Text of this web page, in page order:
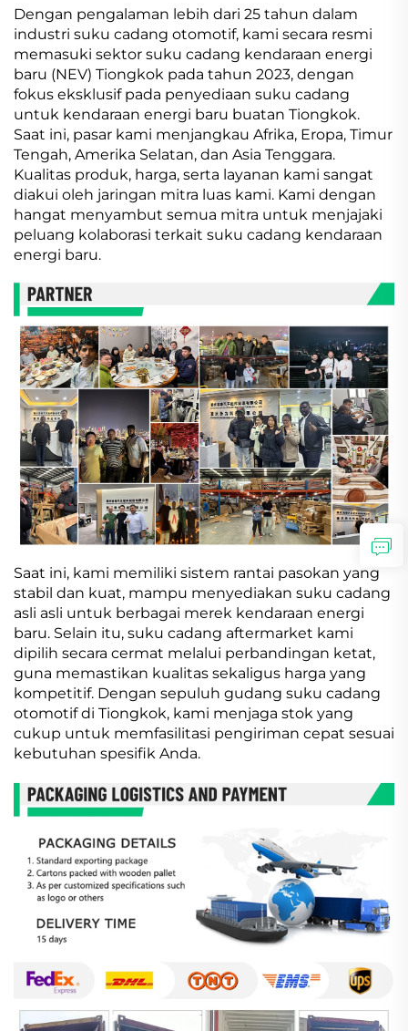
Dengan pengalaman lebih dari 25 tahun dalam
industri suku cadang otomotif, kami secara resmi
memasuki sektor suku cadang kendaraan energi
baru (NEV) Tiongkok pada tahun 2023, dengan
fokus eksklusif pada penyediaan suku cadang
untuk kendaraan energi baru buatan Tiongkok.
Saat ini, pasar kami menjangkau Afrika, Eropa, Timur
Tengah, Amerika Selatan, dan Asia Tenggara.
Kualitas produk, harga, serta layanan kami sangat
diakui oleh jaringan mitra luas kami. Kami dengan
hangat menyambut semua mitra untuk menjajaki
peluang kolaborasi terkait suku cadang kendaraan
energi baru.
Saat ini, kami memiliki sistem rantai pasokan yang
stabil dan kuat, mampu menyediakan suku cadang
asli asli untuk berbagai merek kendaraan energi
baru. Selain itu, suku cadang aftermarket kami
dipilih secara cermat melalui perbandingan ketat,
guna memastikan kualitas sekaligus harga yang
kompetitif. Dengan sepuluh gudang suku cadang
otomotif di Tiongkok, kami menjaga stok yang
cukup untuk memfasilitasi pengiriman cepat sesuai
kebutuhan spesifik Anda.